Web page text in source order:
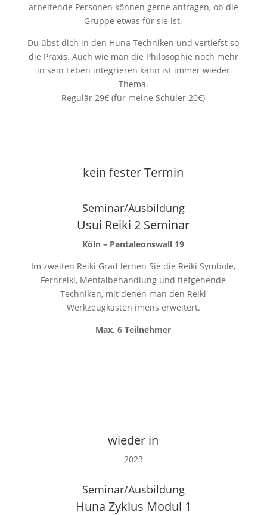
arbeitende Personen können gerne anfragen, ob die
Gruppe etwas für sie ist.
Du übst dich in den Huna Techniken und vertiefst so
die Praxis. Auch wie man die Philosophie noch mehr
in sein Leben integrieren kann ist immer wieder
Thema.
Regulär 29€ (für meine Schüler 20€)
kein fester Termin
Seminar/Ausbildung
Usui Reiki 2 Seminar
Köln – Pantaleonswall 19
Im zweiten Reiki Grad lernen Sie die Reiki Symbole,
Fernreiki, Mentalbehandlung und tiefgehende
Techniken, mit denen man den Reiki
Werkzeugkasten imens erweitert.
Max. 6 Teilnehmer
wieder in
2023
Seminar/Ausbildung
Huna Zyklus Modul 1